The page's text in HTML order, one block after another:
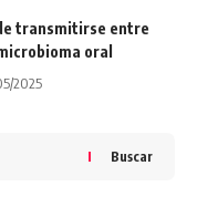
transmitirse entre
oral
2025
Buscar